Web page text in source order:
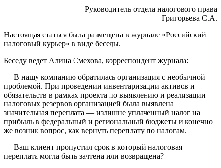
Руководитель отдела налогового права
Григорьева С.А.
Настоящая статься была размещена в журнале «Российский
налоговый курьер» в виде беседы.
Беседу ведет Алина Смехова, корреспондент журнала:
— В нашу компанию обратилась организация с необычной
проблемой. При проведении инвентаризации активов и
обязательств в рамках проекта по выявлению и реализации
налоговых резервов организацией была выявлена
значительная переплата — излишне уплаченный налог на
прибыль в федеральный и региональный бюджеты и конечно
же возник вопрос, как вернуть переплату по налогам.
— Ваш клиент пропустил срок в который налоговая
переплата могла быть зачтена или возвращена?